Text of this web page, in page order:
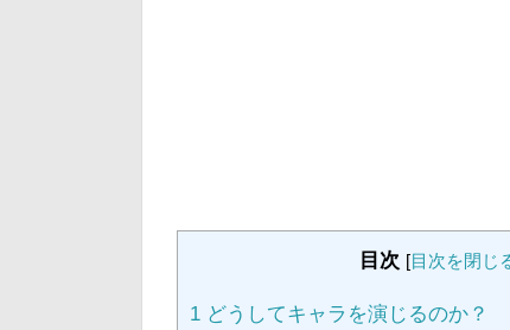
目次 [目次を閉じ
1 どうしてキャラを演じるのか？